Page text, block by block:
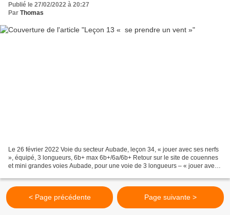
Publié le 27/02/2022 à 20:27
Par Thomas
Le 26 février 2022 Voie du secteur Aubade, leçon 34, « jouer avec ses nerfs
», équipé, 3 longueurs, 6b+ max 6b+/6a/6b+ Retour sur le site de couennes
et mini grandes voies Aubade, pour une voie de 3 longueurs – « jouer avec
< Page précédente Page suivante >